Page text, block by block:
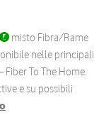
misto Fibra/Rame
nelle principali
Fiber To The Home.
e su possibili